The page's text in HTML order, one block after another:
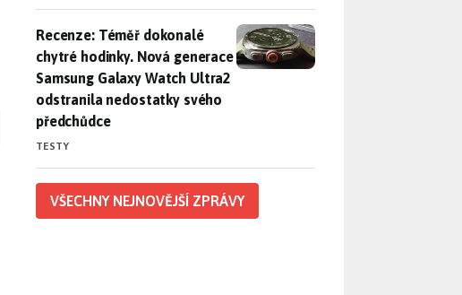
Recenze: Téměř dokonalé chytré hodinky. Nová generace
Recenze: Téměř dokonalé
chytré hodinky. Nová generace
Samsung Galaxy Watch Ultra2
odstranila nedostatky svého
předchůdce
TESTY
VŠECHNY NEJNOVĚJŠÍ ZPRÁVY